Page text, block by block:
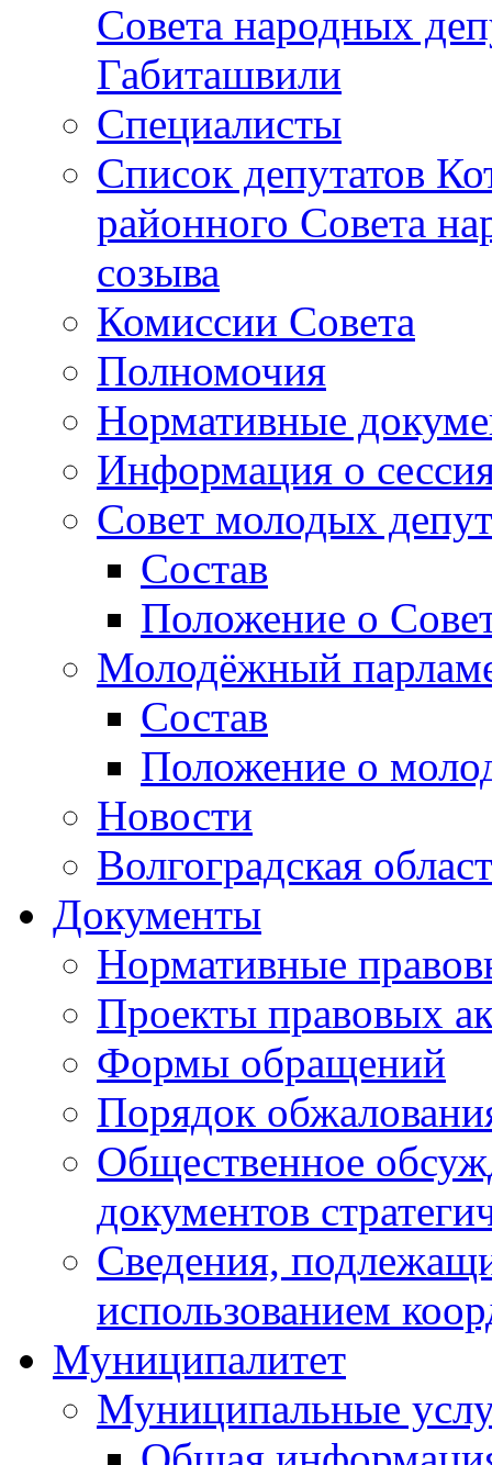
Совета народных
Габиташвили
Специалисты
Список депутатов
районного Совета
созыва
Комиссии Совета
Полномочия
Нормативные
Информация о
Совет молодых
Состав
Положение о
Молодёжный
Состав
Положение о
Новости
Волгоградская
Документы
Нормативные
Проекты правовых
Формы обращений
Порядок
Общественное
документов
Сведения,
использованием
Муниципалитет
Муниципальные